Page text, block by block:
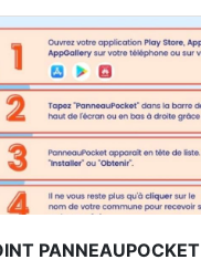
PANNEAUPOCKET